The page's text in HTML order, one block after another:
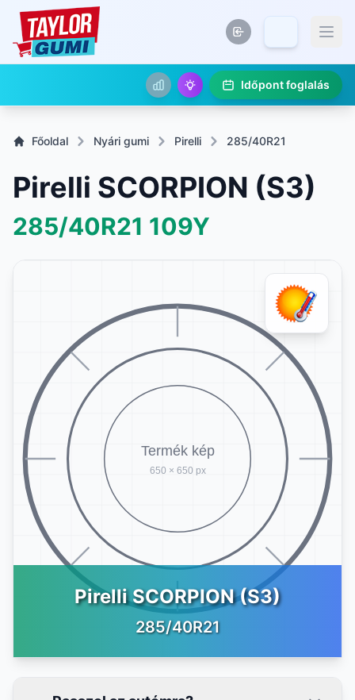
Időpont foglalás
Főoldal Nyári gumi Pirelli 285/40R21
Pirelli SCORPION (S3)
285/40R21 109Y
Pirelli SCORPION (S3)
285/40R21